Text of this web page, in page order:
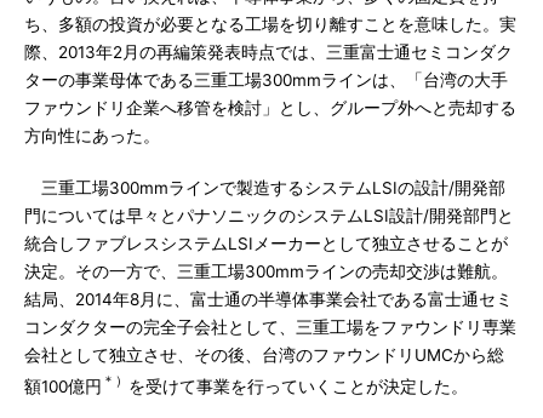
ち、多額の投資が必要となる工場を切り離すことを意味した。実
際、2013年2月の再編策発表時点では、三重富士通セミコンダク
ターの事業母体である三重工場300mmラインは、「台湾の大手
ファウンドリ企業へ移管を検討」とし、グループ外へと売却する
方向性にあった。
三重工場300mmラインで製造するシステムLSIの設計/開発部
門については早々とパナソニックのシステムLSI設計/開発部門と
統合しファブレスシステムLSIメーカーとして独立させることが
決定。その一方で、三重工場300mmラインの売却交渉は難航。
結局、2014年8月に、富士通の半導体事業会社である富士通セミ
コンダクターの完全子会社として、三重工場をファウンドリ専業
会社として独立させ、その後、台湾のファウンドリUMCから総
額100億円 ＊） を受けて事業を行っていくことが決定した。